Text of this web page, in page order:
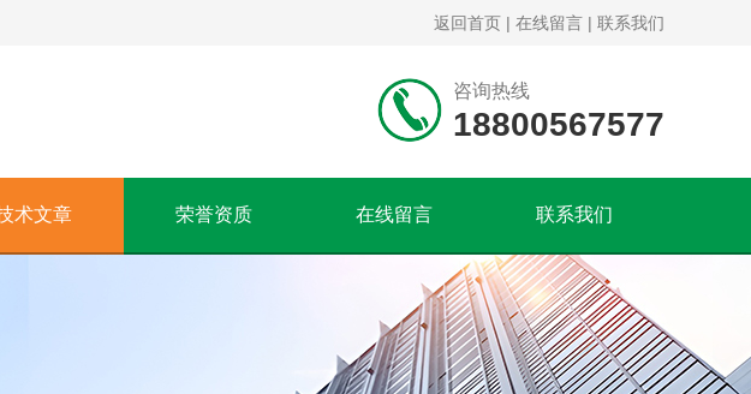
返回首页 | 在线留言 | 联系我们
咨询热线
18800567577
术文章 荣誉资质 在线留言 联系我们